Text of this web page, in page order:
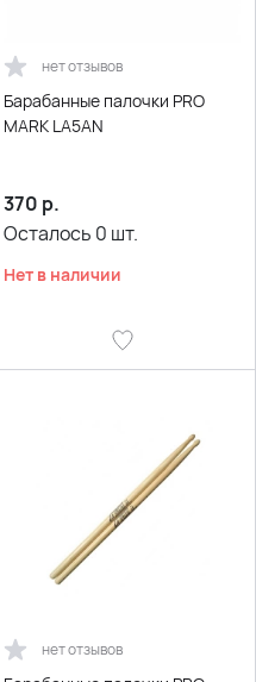
нет отзывов
Барабанные палочки PRO
MARK LA5AN
370 р.
Осталось 0 шт.
Нет в наличии
нет отзывов